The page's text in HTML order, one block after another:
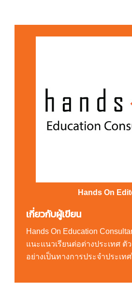
Hands On
เกี่ยวกับผู้เขียน
Hands On Education
แนะแนวเรียนต่อต่างประเทศ
อย่างเป็นทางการประจำประเท